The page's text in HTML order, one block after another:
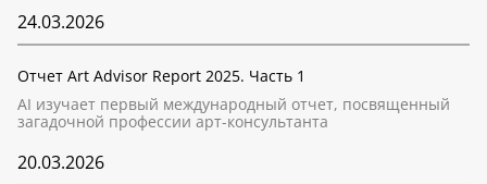
24.03.2026
Отчет Art Advisor Report 2025. Часть 1
AI изучает первый международный отчет, посвященный
загадочной профессии арт-консультанта
20.03.2026